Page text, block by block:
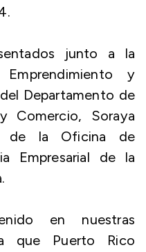
junto a la
y
Departamento de
Comercio, Soraya
de la Oficina de
Empresarial de la
en nuestras
que Puerto Rico